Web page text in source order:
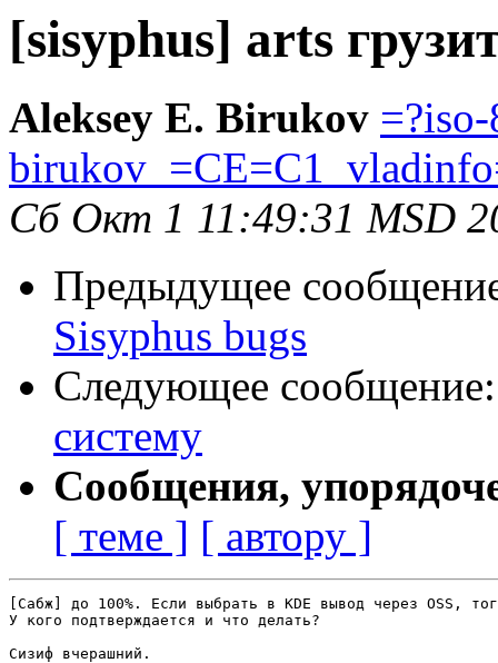
[sisyphus] arts
Aleksey E. Birukov
Сб Окт 1 11:49:31 MSD
Предыдущее
Sisyphus bugs
Следующее
систему
Сообщения,
[ теме ] [ автору ]
[Сабж] до 100%. Если выбрать в KDE вывод через OSS,
У кого подтверждается и что делать?
Сизиф вчерашний.